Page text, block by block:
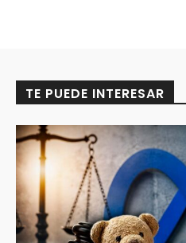
TE PUEDE INTERESAR